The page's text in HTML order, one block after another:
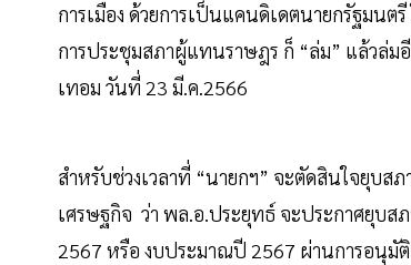
การเมือง ด้วยการเป็นแคนดิเดตนายกรัฐมน
การประชุมสภาผู้แทนราษฎร ก็ “ล่ม” แล้วล่ม
เทอม วันที่ 23 มี.ค.2566
สำหรับช่วงเวลาที่ “นายกฯ” จะตัดสินใจยุบส
เศรษฐกิจ ว่า พล.อ.ประยุทธ์ จะประกาศยุบส
2567 หรือ งบประมาณปี 2567 ผ่านการอนุมั